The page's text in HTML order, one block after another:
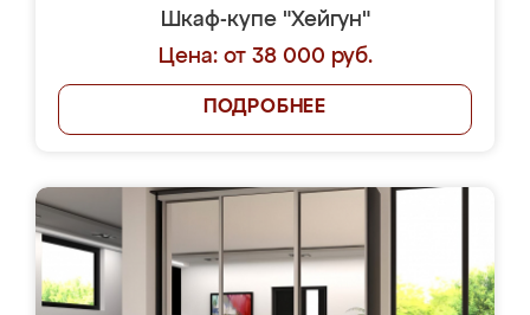
Шкаф-купе "Хейгун"
Цена: от 38 000 руб.
ПОДРОБНЕЕ